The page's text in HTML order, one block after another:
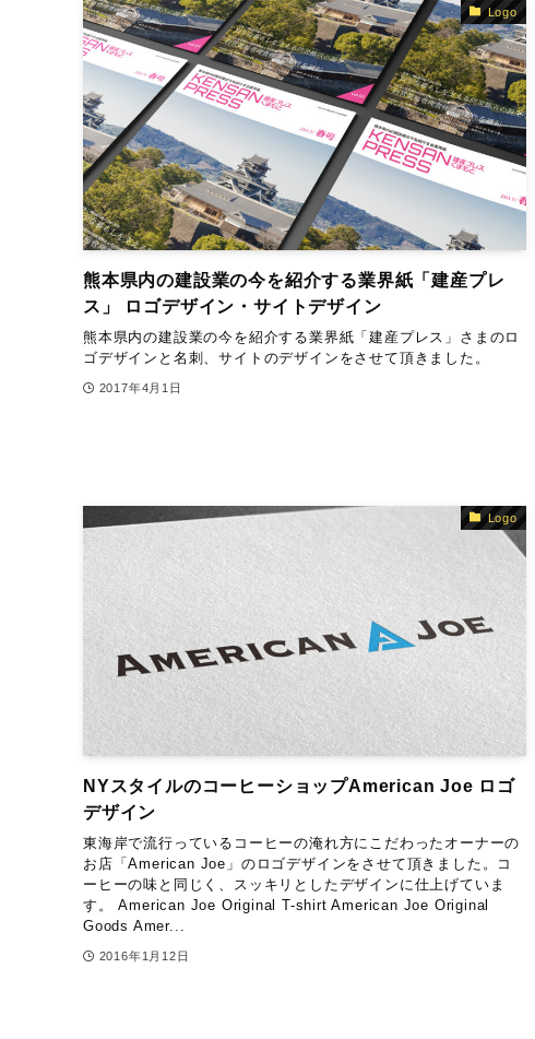
Logo
熊本県内の建設業の今を紹介する業界紙「建産プレ
ス」 ロゴデザイン・サイトデザイン
熊本県内の建設業の今を紹介する業界紙「建産プレス」さまのロ
ゴデザインと名刺、サイトのデザインをさせて頂きました。
2017年4月1日
Logo
NYスタイルのコーヒーショップAmerican Joe ロゴ
デザイン
東海岸で流行っているコーヒーの淹れ方にこだわったオーナーの
お店「American Joe」のロゴデザインをさせて頂きました。コ
ーヒーの味と同じく、スッキリとしたデザインに仕上げていま
す。 American Joe Original T-shirt American Joe Original
Goods Amer...
2016年1月12日